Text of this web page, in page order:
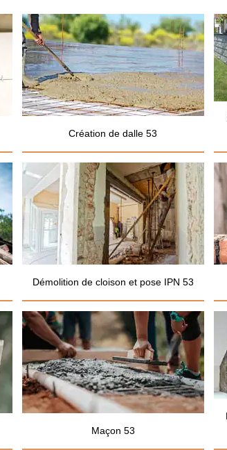
Création de dalle 53
Démolition de cloison et pose IPN 53
Maçon 53